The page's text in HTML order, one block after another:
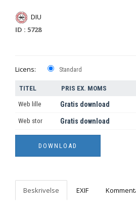
DIU
ID : 5728
Licens: Standard
TITEL PRIS EX. MOMS
Web lille Gratis download
Web stor Gratis download
Beskrivelse EXIF